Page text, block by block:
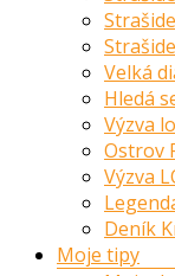
Velká
Hledá
Výzva
Ostrov
Výzva
Deník
Moje tipy